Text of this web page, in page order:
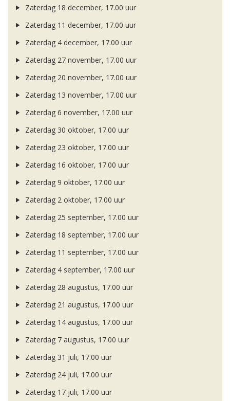
Zaterdag 18 december, 17.00 uur
Zaterdag 11 december, 17.00 uur
Zaterdag 4 december, 17.00 uur
Zaterdag 27 november, 17.00 uur
Zaterdag 20 november, 17.00 uur
Zaterdag 13 november, 17.00 uur
Zaterdag 6 november, 17.00 uur
Zaterdag 30 oktober, 17.00 uur
Zaterdag 23 oktober, 17.00 uur
Zaterdag 16 oktober, 17.00 uur
Zaterdag 9 oktober, 17.00 uur
Zaterdag 2 oktober, 17.00 uur
Zaterdag 25 september, 17.00 uur
Zaterdag 18 september, 17.00 uur
Zaterdag 11 september, 17.00 uur
Zaterdag 4 september, 17.00 uur
Zaterdag 28 augustus, 17.00 uur
Zaterdag 21 augustus, 17.00 uur
Zaterdag 14 augustus, 17.00 uur
Zaterdag 7 augustus, 17.00 uur
Zaterdag 31 juli, 17.00 uur
Zaterdag 24 juli, 17.00 uur
Zaterdag 17 juli, 17.00 uur